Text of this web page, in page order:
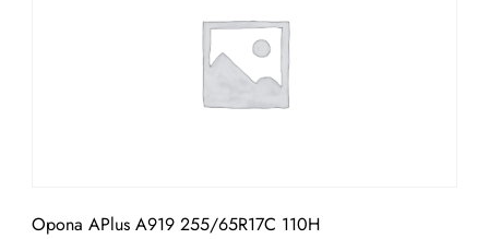
Opona APlus A919 255/65R17C 110H